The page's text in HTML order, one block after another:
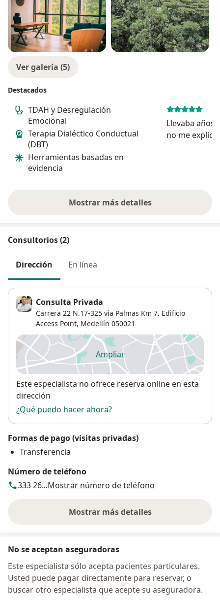
Ver galería (5)
Destacados
TDAH y Desregulación
Emocional
Terapia Dialéctico Conductual
(DBT)
Herramientas basadas en
evidencia
Llevaba años
no me
Mostrar más detalles
sobre la experiencia
Consultorios (2)
Dirección En línea
Consulta Privada
Carrera 22 N.17-325 via Palmas Km 7. Edificio
Access Point, Medellín 050021
Ampliarse abre en una nueva
Disponibilidad
Este especialista no ofrece reserva online en esta
dirección
¿Qué puedo hacer ahora?
Formas de pago (visitas privadas)
Transferencia
Número de teléfono
333 26...Mostrar número de teléfono
Mostrar más detalles
sobre la dirección
No se aceptan aseguradoras
Este especialista sólo acepta pacientes particulares.
Usted puede pagar directamente para reservar, o
buscar otro especialista que acepte su aseguradora.